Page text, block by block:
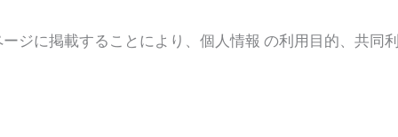
ジに掲載することにより、個人情報 の利用目的、共同